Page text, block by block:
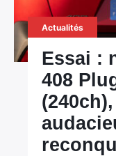
Actualités
Essai :
408